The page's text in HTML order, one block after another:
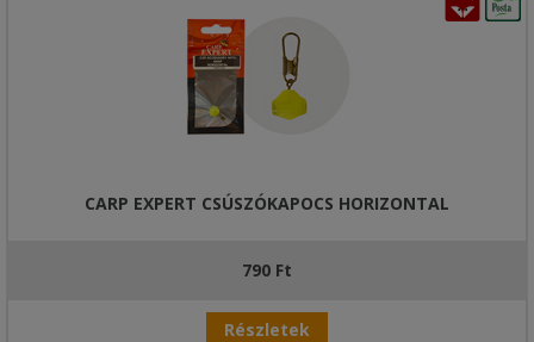
CARP EXPERT CSÚSZÓKAPOCS HORIZONTAL
790 Ft
Részletek